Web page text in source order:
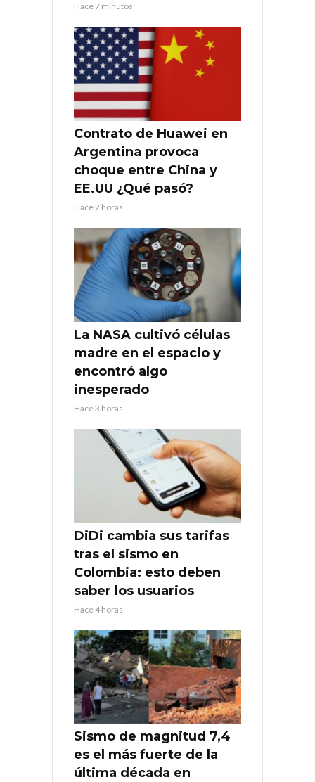
Hace 7 minutos
Contrato de Huawei en
Argentina provoca
choque entre China y
EE.UU ¿Qué pasó?
Hace 2 horas
La NASA cultivó células
madre en el espacio y
encontró algo
inesperado
Hace 3 horas
DiDi cambia sus tarifas
tras el sismo en
Colombia: esto deben
saber los usuarios
Hace 4 horas
Sismo de magnitud 7,4
es el más fuerte de la
última década en